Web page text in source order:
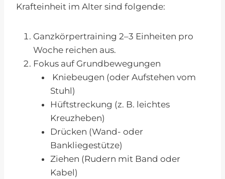
Krafteinheit im Alter sind folgende:
Ganzkörpertraining 2–3 Einheiten pro
Woche reichen aus.
Fokus auf Grundbewegungen
Kniebeugen (oder Aufstehen vom
Stuhl)
Hüftstreckung (z. B. leichtes
Kreuzheben)
Drücken (Wand- oder
Bankliegestütze)
Ziehen (Rudern mit Band oder
Kabel)